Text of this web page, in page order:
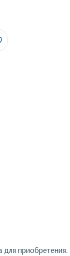
для приобретения.